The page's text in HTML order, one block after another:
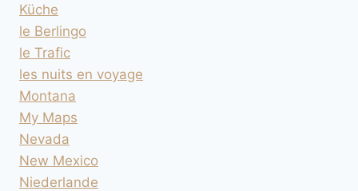
Küche
le Berlingo
le Trafic
les nuits en voyage
Montana
My Maps
Nevada
New Mexico
Niederlande